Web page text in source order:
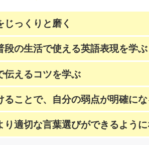
っくりと磨く
の生活で使える英語表現を学ぶ
伝えるコツを学ぶ
ことで、自分の弱点が明確に
適切な言葉選びができるよう